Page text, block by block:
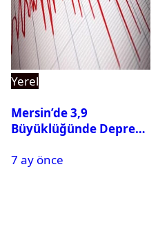
Yerel
Mersin’de 3,9
Büyüklüğünde Deprem
7 ay önce